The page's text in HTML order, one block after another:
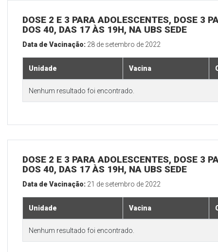
DOSE 2 E 3 PARA ADOLESCENTES, DOSE 3
DOS 40, DAS 17 ÀS 19H, NA UBS SEDE
Data de Vacinação: 28 de setembro de 2022
Unidade Vacina
Nenhum resultado foi encontrado.
DOSE 2 E 3 PARA ADOLESCENTES, DOSE 3
DOS 40, DAS 17 ÀS 19H, NA UBS SEDE
Data de Vacinação: 21 de setembro de 2022
Unidade Vacina
Nenhum resultado foi encontrado.